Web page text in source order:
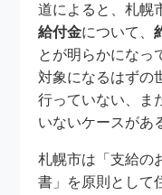
道によると、札幌
給付金について、
とが明らかになっ
対象になるはずの
行っていない、ま
いないケースがあ
札幌市は「支給の
書」を原則として